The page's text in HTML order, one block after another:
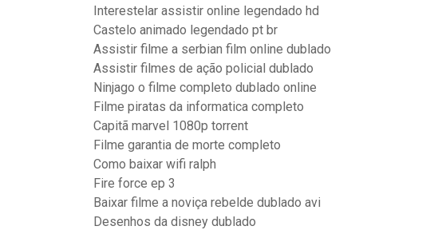
Interestelar assistir online legendado hd
Castelo animado legendado pt br
Assistir filme a serbian film online dublado
Assistir filmes de ação policial dublado
Ninjago o filme completo dublado online
Filme piratas da informatica completo
Capitã marvel 1080p torrent
Filme garantia de morte completo
Como baixar wifi ralph
Fire force ep 3
Baixar filme a noviça rebelde dublado avi
Desenhos da disney dublado